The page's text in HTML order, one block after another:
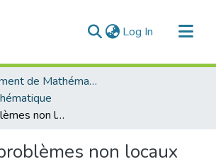
Log In (current)
Département de Mathématique
Quelques problèmes non locaux avec des conditions aux limites de Neumann.
non locaux